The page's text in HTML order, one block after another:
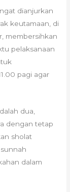
dianjurkan
keutamaan, di
membersihkan
pelaksanaan
pagi agar
dua,
dengan tetap
sholat
dalam